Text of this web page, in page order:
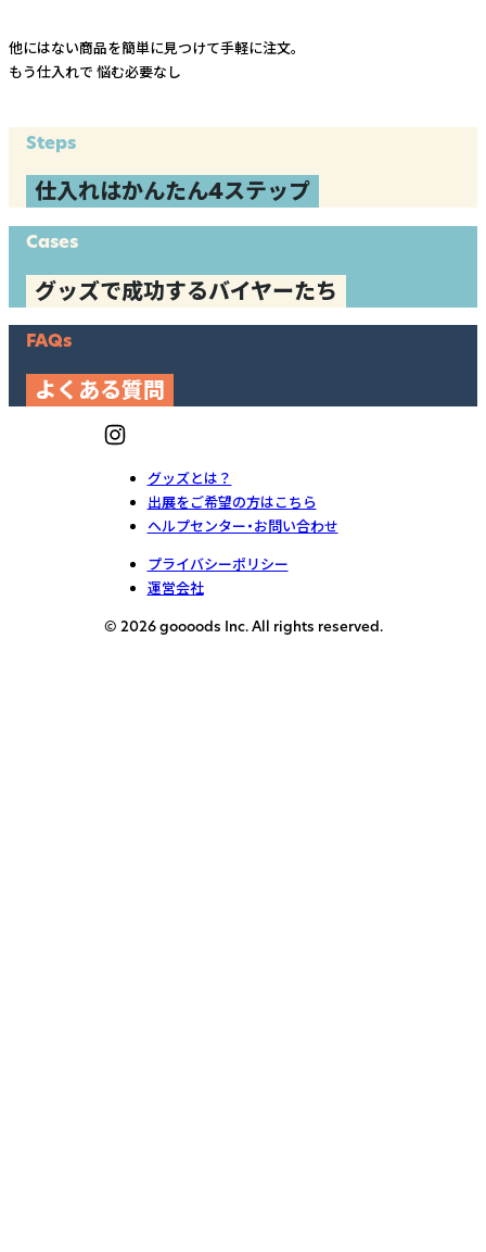
他にはない商品を簡単に見つけて手軽に注文。
もう仕入れで 悩む必要なし
Steps
仕入れはかんたん4ステップ
Cases
グッズで成功するバイヤーたち
FAQs
よくある質問
グッズとは？
出展をご希望の方はこちら
ヘルプセンター・お問い合わせ
プライバシーポリシー
運営会社
© 2026 goooods Inc. All rights reserved.